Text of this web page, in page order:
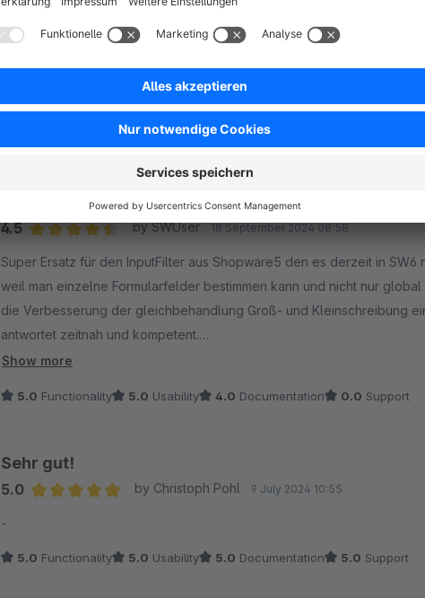
Average rating of 5 out of 5 stars
5.0Functionality 5.0Usability 5.0Documentation 5.0Support
Ersetz den InputFilter aus SW5 und kann noch
4.5
by SWUser 18 September 2024 08:58
Super Ersatz für den InputFilter aus Shopware5 den es derzeit in
weil man einzelne Formularfelder bestimmen kann und nicht nur
die Verbesserung der gleichbehandlung Groß- und Kleinschreibung
antwortet zeitnah und kompetent.
Show more
5.0 Functionality 5.0 Usability 4.0 Documentation 0.0 Support
Sehr gut!
5.0
by Christoph Pohl 9 July 2024 10:55
-
5.0 Functionality 5.0 Usability 5.0 Documentation 5.0 Support